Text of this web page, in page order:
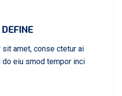
amet, conse ctetur ai
eiu smod tempor inci